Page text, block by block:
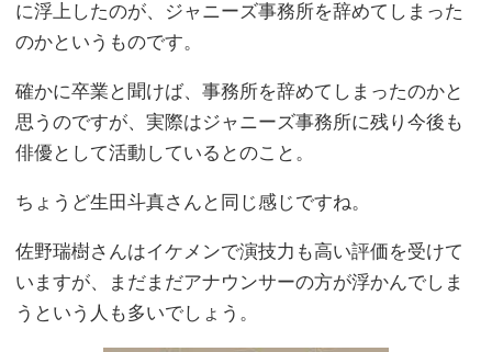
に浮上したのが、ジャニーズ事務所を辞めてしまった
のかというものです。
確かに卒業と聞けば、事務所を辞めてしまったのかと
思うのですが、実際はジャニーズ事務所に残り今後も
俳優として活動しているとのこと。
ちょうど生田斗真さんと同じ感じですね。
佐野瑞樹さんはイケメンで演技力も高い評価を受けて
いますが、まだまだアナウンサーの方が浮かんでしま
うという人も多いでしょう。